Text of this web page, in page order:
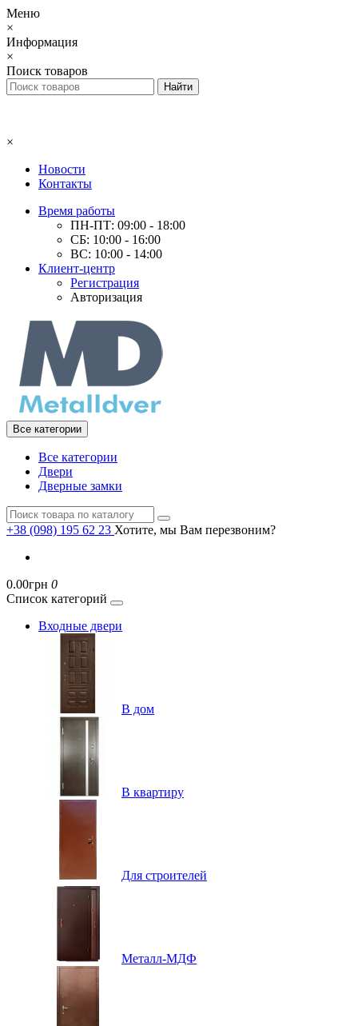
Меню
×
Информация
×
Поиск товаров
×
Новости
Контакты
Время работы
ПН-ПТ: 09:00 - 18:00
СБ: 10:00 - 16:00
ВС: 10:00 - 14:00
Клиент-центр
Регистрация
Авторизация
Все категории
Все категории
Двери
Дверные замки
+38 (098) 195 62 23 Хотите, мы Вам перезвоним?
0.00грн 0
Список категорий
Входные двери
В дом
В квартиру
Для строителей
Металл-МДФ